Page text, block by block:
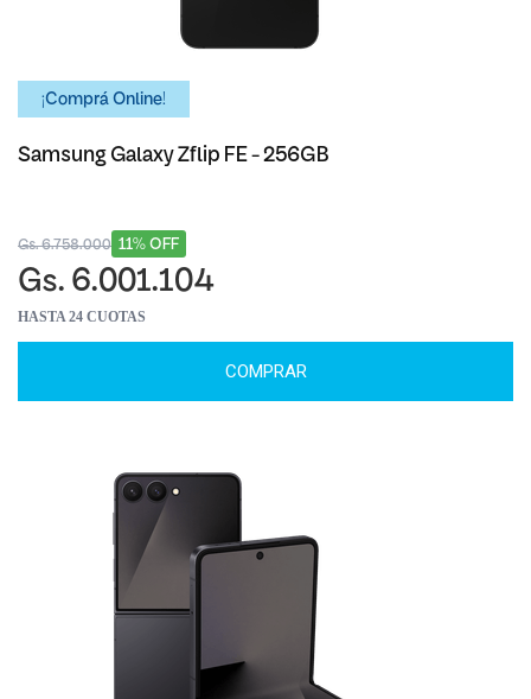
¡Comprá Online!
Samsung Galaxy Zflip FE - 256GB
11% OFF
Gs. 6.758.000
Gs. 6.001.104
HASTA 24 CUOTAS
COMPRAR